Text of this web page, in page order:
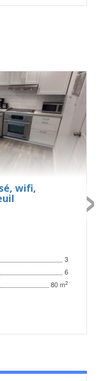
wifi,
3
6
80 m2
›